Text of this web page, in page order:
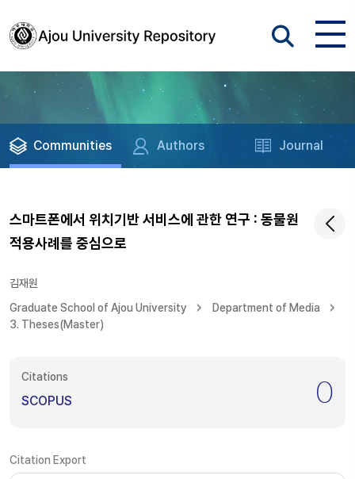
Communities Authors Journal
스마트폰에서 위치기반 서비스에 관한 연구 : 동물원
적용사례를 중심으로
김재원
Graduate School of Ajou University
Department of Media
3. Theses(Master)
Citations
SCOPUS 0
Citation Export